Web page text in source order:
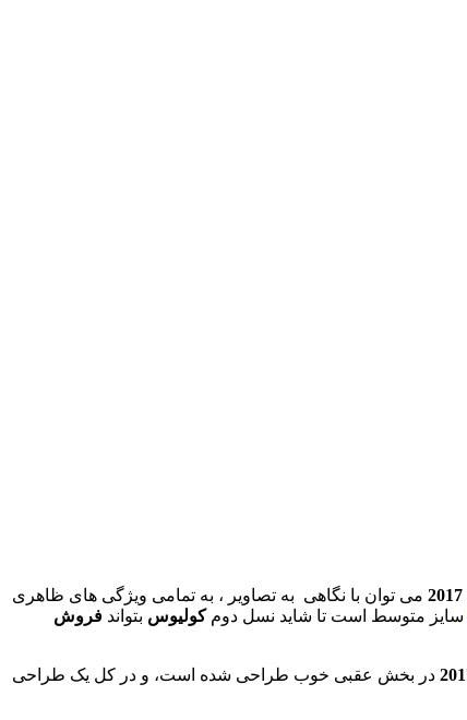
می توان با نگاهی به تصاویر ، به تمامی ویژگی های ظاهری
سایز متوسط است تا شاید نسل دومکولیوس بتواند فروش
در بخش عقبی خوب طراحی شده است، و در کل یک طراحی